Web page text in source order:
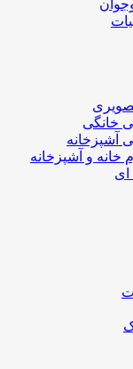
خانگی
آشپزخانه
خانه و آشپزخانه